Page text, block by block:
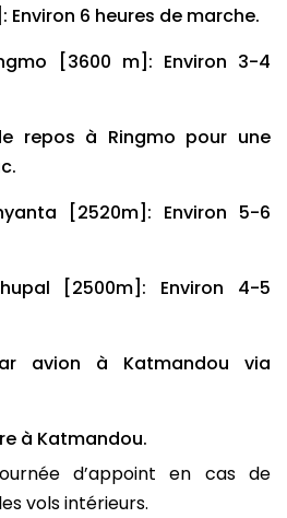
6 heures de marche.
[3600 m]: Environ 3-4
repos à Ringmo pour une
[2520m]: Environ 5-6
[2500m]: Environ 4-5
avion à Katmandou via
à Katmandou.
d’appoint en cas de
vols intérieurs.